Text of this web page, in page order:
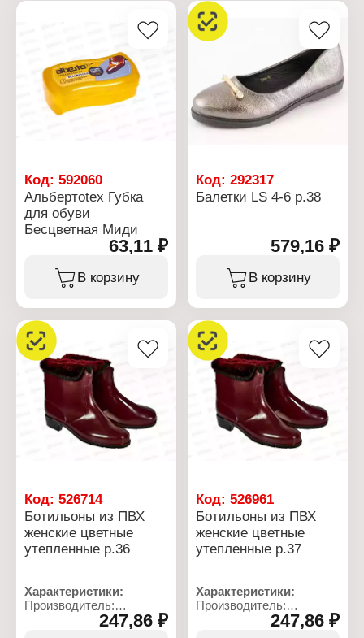
Назначение: для обуви
Цвет: белый
Длина: 120 см
Упаковка: блистер
Материал: полиэфир
подходят для 8-9
отверстий в обуви.
Шнурки круглые черные
для любого типа обуви.
Характеристики:
Бренд: ShoExpert
Тип товара: Шнурки
Вариация: средние
Назначение: для обуви
Цвет: черный
Длина: 120 см
Упаковка: блистер
Код: 592060
Альбертоtex Губка
для обуви
Бесцветная Миди
63,11 ₽
В корзину
Код:292317
Балетки LS 4-6 р.38
579,16 ₽
В корзину
Код: 526714
Ботильоны из ПВХ
женские цветные
утепленные р.36
Характеристики:
Производитель:
247,86 ₽
Код:526961
Ботильоны из ПВХ
женские цветные
утепленные р.37
Характеристики:
Производитель:
247,86 ₽